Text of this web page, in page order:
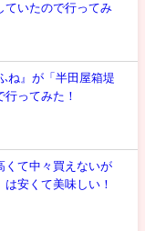
ていたので行ってみ
ね』が「半田屋箱堤
ってみた！
くて中々買えないが
は安くて美味しい！